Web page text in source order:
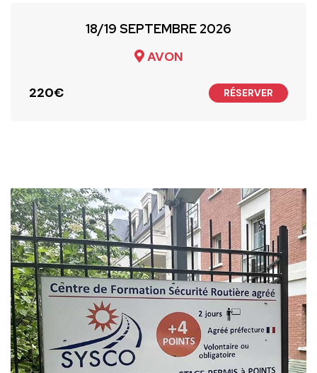
18/19 SEPTEMBRE 2026
AVON
220€ RÉSERVER